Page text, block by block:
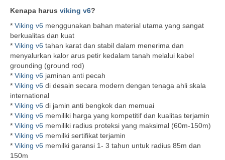
Kenapa harus viking v6?
* Viking v6 menggunakan bahan material utama yang sangat
berkualitas dan kuat
* Viking v6 tahan karat dan stabil dalam menerima dan
menyalurkan kalor arus petir kedalam tanah melalui kabel
grounding (ground rod)
* Viking v6 jaminan anti pecah
* Viking v6 di desain secara modern dengan tenaga ahli skala
international
* Viking v6 di jamin anti bengkok dan memuai
* Viking v6 memiliki harga yang kompetitif dan kualitas terjamin
* Viking v6 memiliki radius proteksi yang maksimal (60m-150m)
* Viking v6 memilki sertifikat terjamin
* Viking v6 memilki garansi 1- 3 tahun untuk radius 85m dan
150m